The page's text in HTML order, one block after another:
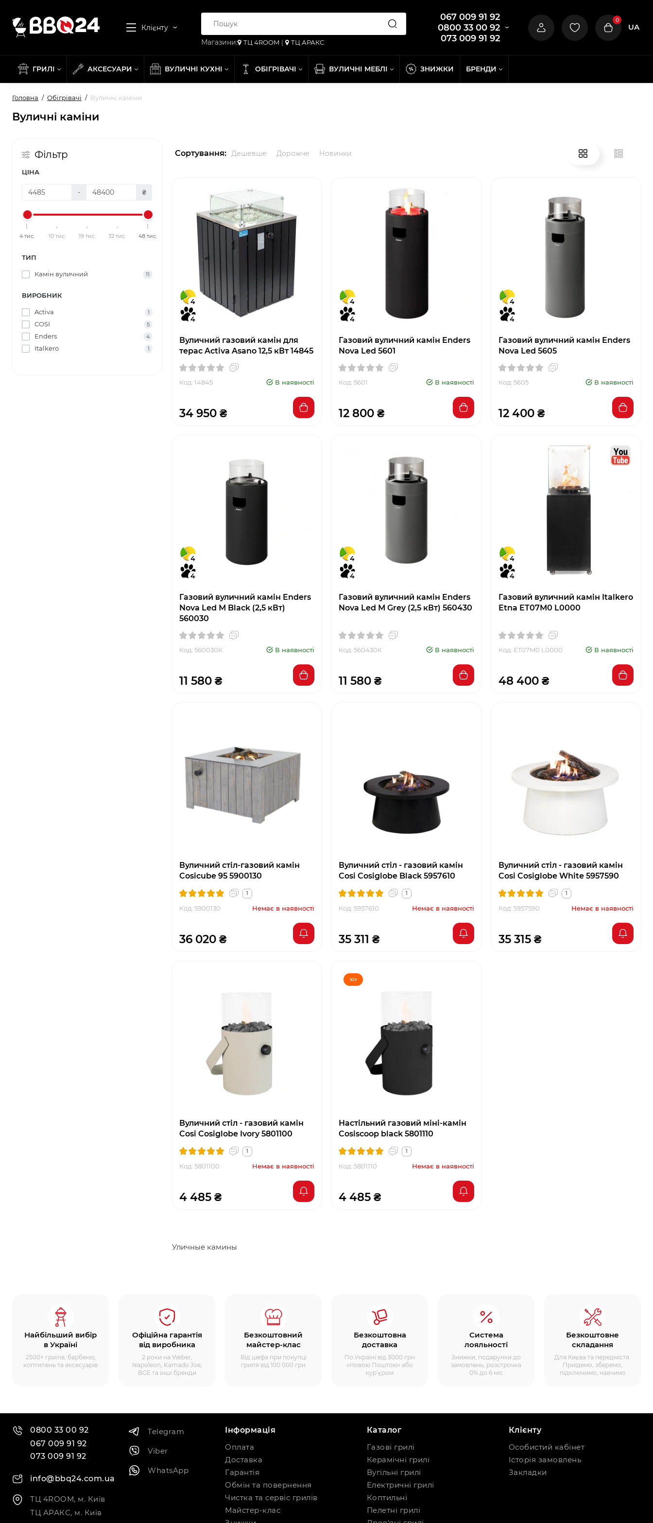
Клієнту
067 009 91 92
0800 33 00 92
073 009 91 92
Магазини: ТЦ 4ROOM | ТЦ АРАКС
0
UA
ГРИЛІ АКСЕСУАРИ ВУЛИЧНІ КУХНІ ОБІГРІВАЧІ ВУЛИЧНІ МЕБЛІ ЗНИЖКИ БРЕНДИ
Головна Обігрівачі Вуличні каміни
Вуличні каміни
Фільтр
ЦІНА
- ₴
4 тис. 10 тис. 19 тис. 32 тис. 48 тис.
ТИП
Камін вуличний 11
ВИРОБНИК
Activa 1
COSI 5
Enders 4
Italkero 1
Сортування: Дешевше Дорожче Новинки
4
4
Вуличний газовий камін для
терас Activa Asano 12,5 кВт 14845
Код: 14845 В наявності
34 950 ₴
4
4
Газовий вуличний камін Enders
Nova Led 5601
Код: 5601 В наявності
12 800 ₴
4
4
Газовий вуличний камін Enders
Nova Led 5605
Код: 5605 В наявності
12 400 ₴
4
4
Газовий вуличний камін Enders
Nova Led М Black (2,5 кВт)
560030
Код: 560030K В наявності
11 580 ₴
4
4
Газовий вуличний камін Enders
Nova Led М Grey (2,5 кВт) 560430
Код: 560430K В наявності
11 580 ₴
4
4
Газовий вуличний камін Italkero
Etna ET07M0 L0000
Код: ET07M0 L0000 В наявності
48 400 ₴
Вуличний стіл-газовий камін
Cosicube 95 5900130
1
Код: 5900130 Немає в наявності
36 020 ₴
Вуличний стіл - газовий камін
Cosi Cosiglobe Black 5957610
1
Код: 5957610 Немає в наявності
35 311 ₴
Вуличний стіл - газовий камін
Cosi Cosiglobe White 5957590
1
Код: 5957590 Немає в наявності
35 315 ₴
Вуличний стіл - газовий камін
Cosi Cosiglobe Ivory 5801100
1
Код: 5801100 Немає в наявності
4 485 ₴
Хіт
Настільний газовий міні-камін
Cosiscoop black 5801110
1
Код: 5801110 Немає в наявності
4 485 ₴
Уличные камины
Найбільший вибір
в Україні
2500+ грилів, барбекю,
коптилень та аксесуарів
Офіційна гарантія
від виробника
2 роки на Weber,
Napoleon, Kamado Joe,
BGE та інші бренди
Безкоштовний
майстер-клас
Від шефа при покупці
гриля від 100 000 грн
Безкоштовна
доставка
По Україні від 3000 грн
«Новою Поштою» або
кур’єром
Система
лояльності
Знижки, подарунки до
замовлень, розстрочка
0% до 6 міс
Безкоштовне
складання
Для Києва та передмістя.
Приїдемо, зберемо,
підключимо, навчимо
0800 33 00 92
067 009 91 92
073 009 91 92
info@bbq24.com.ua
ТЦ 4ROOM, м. Київ
ТЦ АРАКС, м. Київ
Telegram
Viber
WhatsApp
Інформація
Оплата
Доставка
Гарантія
Обмін та повернення
Чистка та сервіс грилів
Майстер-клас
Каталог
Газові грилі
Керамічні грилі
Вугільні грилі
Електричні грилі
Коптильні
Пелетні грилі
Клієнту
Особистий кабінет
Історія замовлень
Закладки